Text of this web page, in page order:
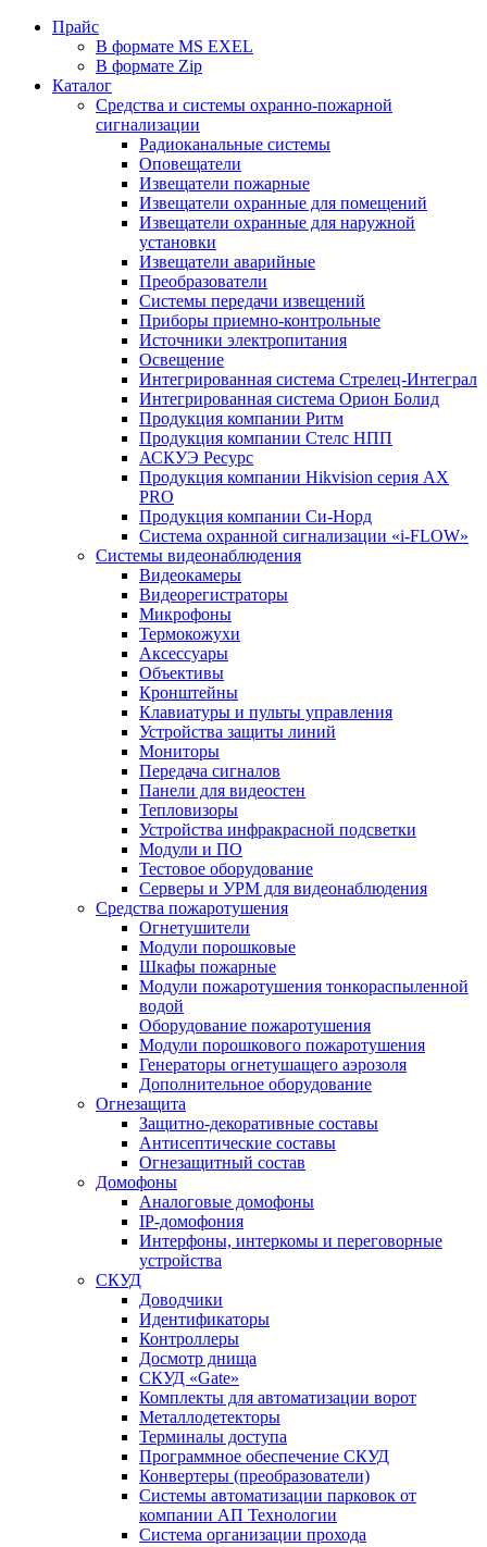
Прайс
В формате MS EXEL
В формате Zip
Каталог
Средства и системы охранно-пожарной
сигнализации
Радиоканальные системы
Оповещатели
Извещатели пожарные
Извещатели охранные для помещений
Извещатели охранные для наружной
установки
Извещатели аварийные
Преобразователи
Системы передачи извещений
Приборы приемно-контрольные
Источники электропитания
Освещение
Интегрированная система Стрелец-Интеграл
Интегрированная система Орион Болид
Продукция компании Ритм
Продукция компании Стелс НПП
АСКУЭ Ресурс
Продукция компании Hikvision серия AX
PRO
Продукция компании Си-Норд
Система охранной сигнализации «i-FLOW»
Системы видеонаблюдения
Видеокамеры
Видеорегистраторы
Микрофоны
Термокожухи
Аксессуары
Объективы
Кронштейны
Клавиатуры и пульты управления
Устройства защиты линий
Мониторы
Передача сигналов
Панели для видеостен
Тепловизоры
Устройства инфракрасной подсветки
Модули и ПО
Тестовое оборудование
Серверы и УРМ для видеонаблюдения
Средства пожаротушения
Огнетушители
Модули порошковые
Шкафы пожарные
Модули пожаротушения тонкораспыленной
водой
Оборудование пожаротушения
Модули порошкового пожаротушения
Генераторы огнетушащего аэрозоля
Дополнительное оборудование
Огнезащита
Защитно-декоративные составы
Антисептические составы
Огнезащитный состав
Домофоны
Аналоговые домофоны
IP-домофония
Интерфоны, интеркомы и переговорные
устройства
СКУД
Доводчики
Идентификаторы
Контроллеры
Досмотр днища
СКУД «Gate»
Комплекты для автоматизации ворот
Металлодетекторы
Терминалы доступа
Программное обеспечение СКУД
Конвертеры (преобразователи)
Системы автоматизации парковок от
компании АП Технологии
Система организации прохода